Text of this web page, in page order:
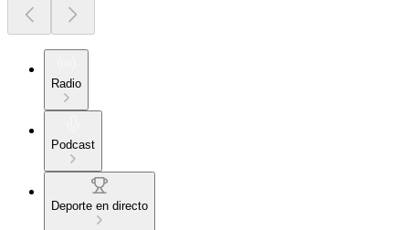
Radio
Podcast
Deporte en directo